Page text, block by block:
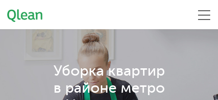
Меню
Уборка квартир
в районе метро